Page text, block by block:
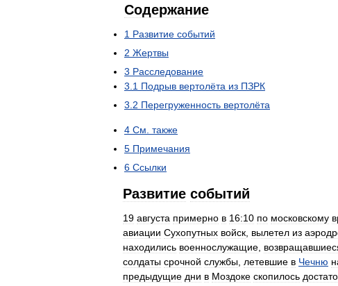
Содержание
1 Развитие событий
2 Жертвы
3 Расследование
3 1 Подрыв вертолёта из ПЗРК
3 2 Перегруженность вертолёта
4 См также
5 Примечания
6 Ссылки
Развитие событий
19 августа примерно в 16:10 по московскому
авиации Сухопутных войск вылетел из
находились военнослужащие
солдаты срочной службы летевшие в Чечню
предыдущие дни в Моздоке скопилось